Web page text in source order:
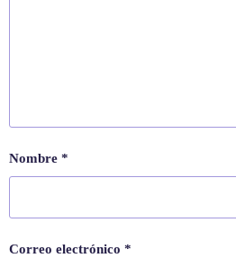
Nombre *
Correo electrónico *